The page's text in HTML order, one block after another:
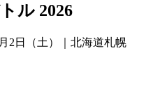
ル 2026
2日（土）｜北海道札幌